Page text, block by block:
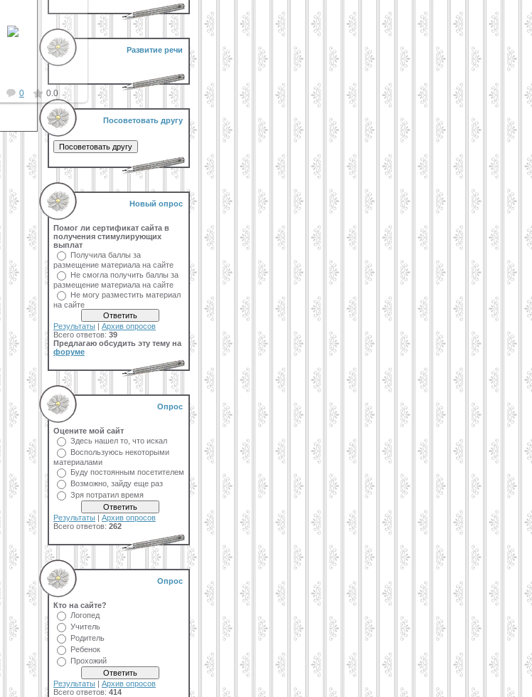
0 0.0
Развитие речи
Посоветовать другу
Новый опрос
Помог ли сертификат сайта в
получения стимулирующих
выплат
Получила баллы за
размещение материала на сайте
Не смогла получить баллы за
размещение материала на сайте
Не могу разместить материал
на сайте
Результаты | Архив опросов
Всего ответов: 39
Предлагаю обсудить эту тему на
форуме
Опрос
Оцените мой сайт
Здесь нашел то, что искал
Воспользуюсь некоторыми
материалами
Буду постоянным посетителем
Возможно, зайду еще раз
Зря потратил время
Результаты | Архив опросов
Всего ответов: 262
Опрос
Кто на сайте?
Логопед
Учитель
Родитель
Ребенок
Прохожий
Результаты | Архив опросов
Всего ответов: 414